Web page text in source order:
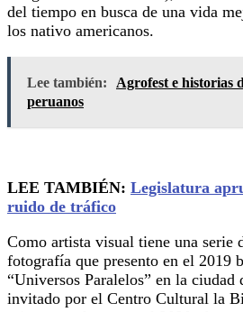
del tiempo en busca de una vida
los nativo americanos.
Lee también:
Agrofest e historias
peruanos
LEE TAMBIÉN: Legislatura
ruido de tráfico
Como artista visual tiene una serie
fotografía que presento en el 2019
“Universos Paralelos” en la ciudad
invitado por el Centro Cultural la